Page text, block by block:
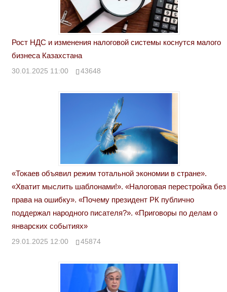
Рост НДС и изменения налоговой системы коснутся малого
бизнеса Казахстана
30.01.2025 11:00 43648
«Токаев объявил режим тотальной экономии в стране».
«Хватит мыслить шаблонами!». «Налоговая перестройка без
права на ошибку». «Почему президент РК публично
поддержал народного писателя?». «Приговоры по делам о
январских событиях»
29.01.2025 12:00 45874